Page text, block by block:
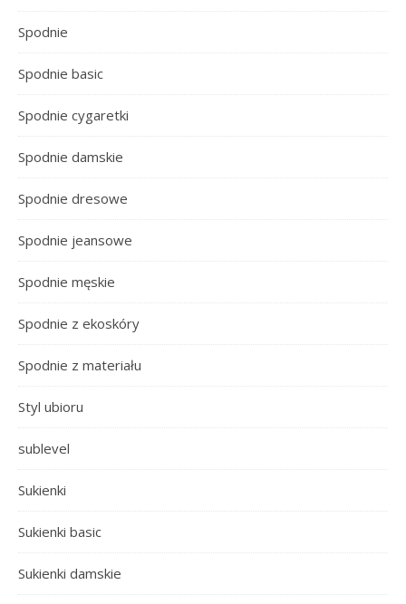
Spodnie
Spodnie basic
Spodnie cygaretki
Spodnie damskie
Spodnie dresowe
Spodnie jeansowe
Spodnie męskie
Spodnie z ekoskóry
Spodnie z materiału
Styl ubioru
sublevel
Sukienki
Sukienki basic
Sukienki damskie